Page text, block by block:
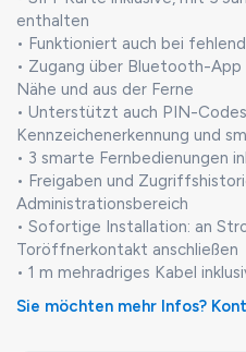
enthalten
• Funktioniert auch bei
• Zugang über Bluetooth-
Nähe und aus der Ferne
• Unterstützt auch PIN-
Kennzeichenerkennung und
• 3 smarte Fernbedienungen
• Freigaben und
Administrationsbereich
• Sofortige Installation: an
Toröffnerkontakt anschließen
• 1 m mehradriges Kabel
Sie möchten mehr Infos?